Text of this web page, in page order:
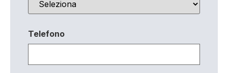
Telefono